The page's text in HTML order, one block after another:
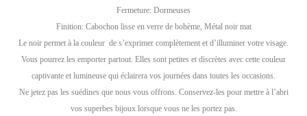
Fermeture: Dormeuses
Finition: Cabochon lisse en verre de bohème, Métal noir mat
Le noir permet à la couleur de s’exprimer complètement et d’illuminer votre visage.
Vous pourrez les emporter partout. Elles sont petites et discrètes avec cette couleur
captivante et lumineuse qui éclairera vos journées dans toutes les occasions.
Ne jetez pas les suédines que nous vous offrons. Conservez-les pour mettre à l’abri
vos superbes bijoux lorsque vous ne les portez pas.